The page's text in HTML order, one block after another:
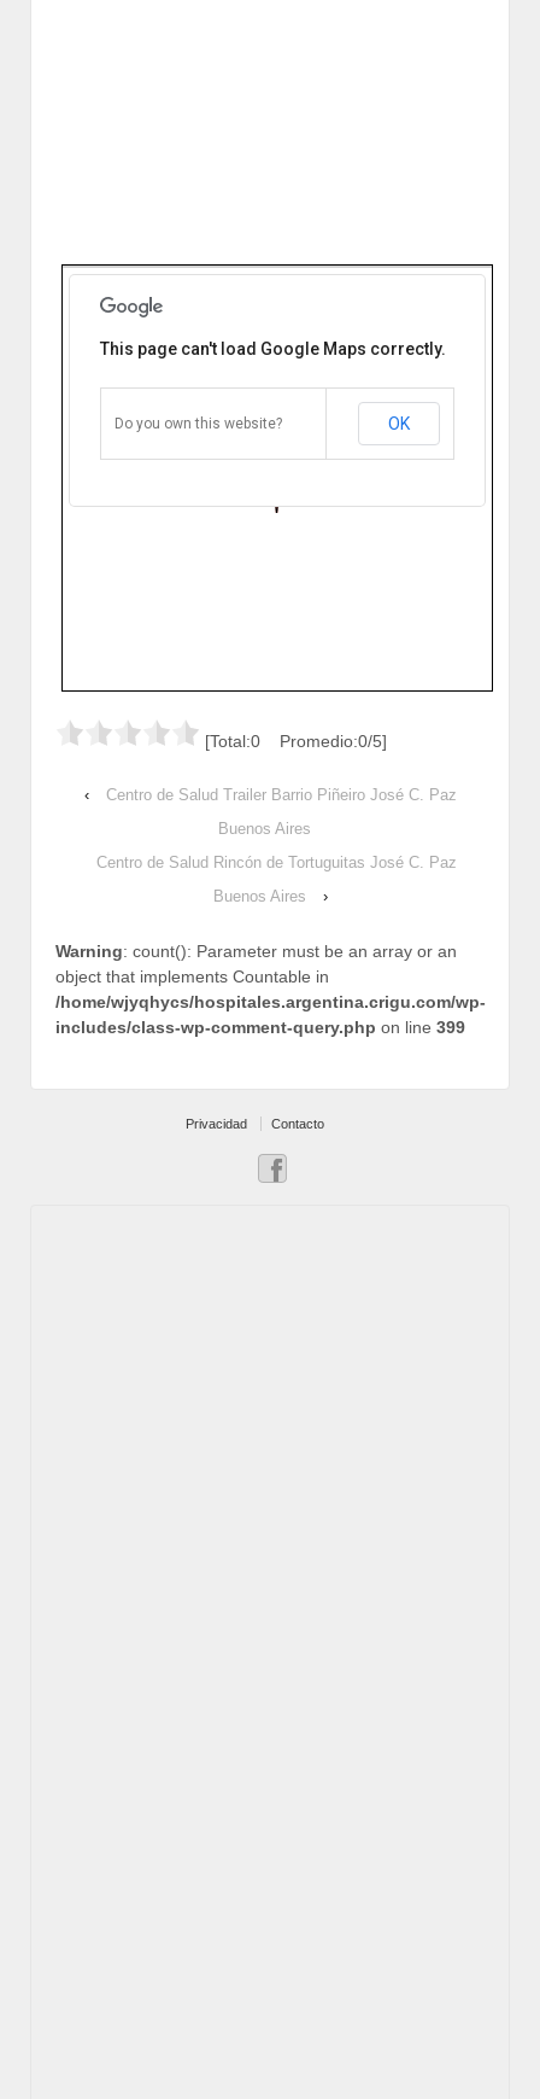
Paz Buenos Aires
Av. Pres. Hipólito Yrigoyen 3551 José
C. Paz, Buenos Aires, Argentina
This page can't load Google Maps correctly.
Do you own this website? OK
[Total:0 Promedio:0/5]
‹
Centro de Salud Trailer Barrio Piñeiro José C. Paz
Buenos Aires
Centro de Salud Rincón de Tortuguitas José C. Paz
Buenos Aires
›
Warning: count(): Parameter must be an array or an
object that implements Countable in
/home/wjyqhycs/hospitales.argentina.crigu.com/wp-
includes/class-wp-comment-query.php on line 399
Privacidad Contacto